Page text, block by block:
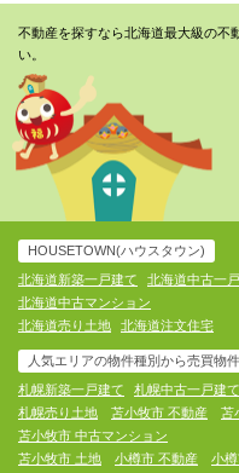
不動産を探すなら北海道最大級の不
い。
HOUSETOWN(ハウスタウン)
北海道新築一戸建て
北海道中古一
北海道中古マンション
北海道売り土地
北海道注文住宅
人気エリアの物件種別から売買物
札幌新築一戸建て
札幌中古一戸建て
札幌売り土地
苫小牧市 不動産 苫
苫小牧市 中古マンション
苫小牧市 土地
小樽市 不動産 小